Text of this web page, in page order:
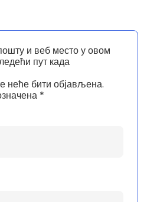
бити објављена.
*
и веб место у овом
пут када